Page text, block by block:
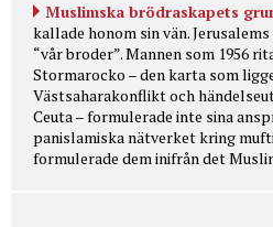
Muslimska brödraskapets
kallade honom sin vän.
“vår broder”. Mannen som 1956
Stormarocko – den karta som
Västsaharakonflikt och
Ceuta – formulerade inte sina
panislamiska nätverket kring
formulerade dem inifrån det